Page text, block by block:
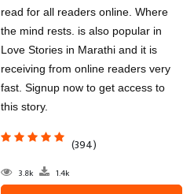
read for all readers online. Where
the mind rests. is also popular in
Love Stories in Marathi and it is
receiving from online readers very
fast. Signup now to get access to
this story.
(394)
3.8k 1.4k